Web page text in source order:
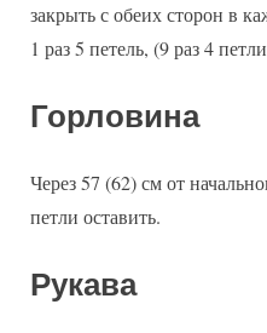
закрыть с обеих сторон в
1 раз 5 петель, (9 раз 4
Горловина
Через 57 (62) см от
петли оставить.
Рукава